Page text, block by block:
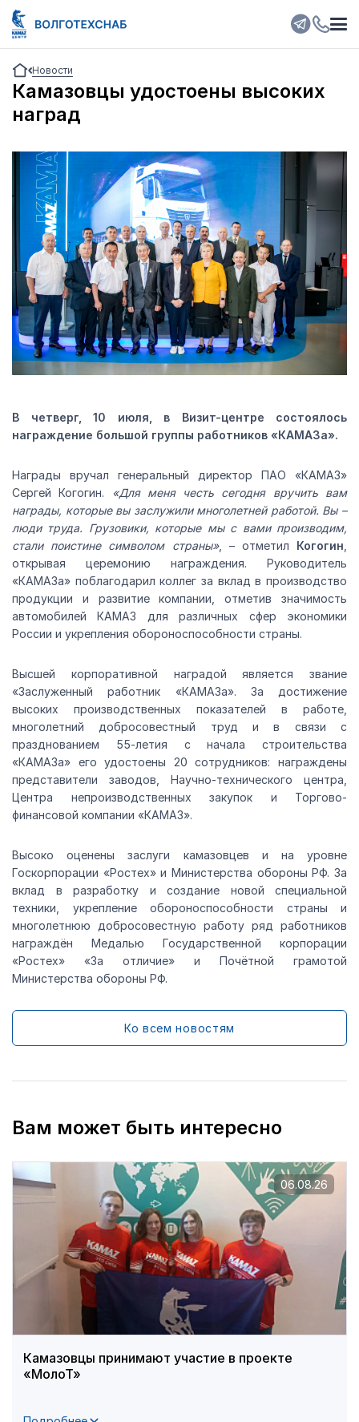
Новости
Камазовцы удостоены высоких
наград
В четверг, 10 июля, в Визит-центре состоялось
награждение большой группы работников «КАМАЗа».
Награды вручал генеральный директор ПАО «КАМАЗ»
Сергей Когогин.
«Для меня честь сегодня вручить вам
награды, которые вы заслужили многолетней работой. Вы –
люди труда. Грузовики, которые мы с вами производим,
стали поистине символом страны», – отметил Когогин
открывая церемонию награждения. Руководитель
«КАМАЗа» поблагодарил коллег за вклад в производство
продукции и развитие компании, отметив значимость
автомобилей КАМАЗ для различных сфер экономики
России и укрепления обороноспособности страны.
Высшей корпоративной наградой является звание
«Заслуженный работник «КАМАЗа». За достижение
высоких производственных показателей в работе,
многолетний добросовестный труд и в связи с
празднованием 55-летия с начала строительства
«КАМАЗа» его удостоены 20 сотрудников: награждены
представители заводов, Научно-технического центра,
Центра непроизводственных закупок и Торгово-
финансовой компании «КАМАЗ».
Высоко оценены заслуги камазовцев и на уровне
Госкорпорации «Ростех» и Министерства обороны РФ. За
вклад в разработку и создание новой специальной
техники, укрепление обороноспособности страны и
многолетнюю добросовестную работу ряд работников
награждён Медалью Государственной корпорации
«Ростех» «За отличие» и Почётной грамотой
Министерства обороны РФ.
Ко всем новостям
Вам может быть интересно
Камазовцы принимают участие в проекте
«МолоТ»
06.08.26